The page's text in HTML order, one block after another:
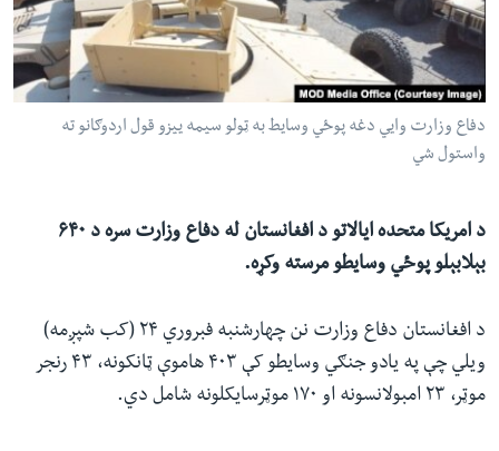
شئ
لټون
ځای
لاړ
له مونږ سره په تماس کې پاتې شئ
ژبې
دفاع وزارت وایي دغه پوځي وسایط به ټولو سیمه ییزو قول اردوګانو ته
واستول شي
د امریکا متحده ایالاتو د افغانستان له دفاع وزارت سره د ۶۴۰
بېلابېلو پوځي وسایطو مرسته وکړه.
د افغانستان دفاع وزارت نن چهارشنبه فبروري ۲۴ (کب شپږمه)
ویلي چې په یادو جنګي وسایطو کې ۴۰۳ هاموې ټانکونه، ۴۳ رنجر
موټر، ۲۳ امبولانسونه او ۱۷۰ موټرسایکلونه شامل دي.